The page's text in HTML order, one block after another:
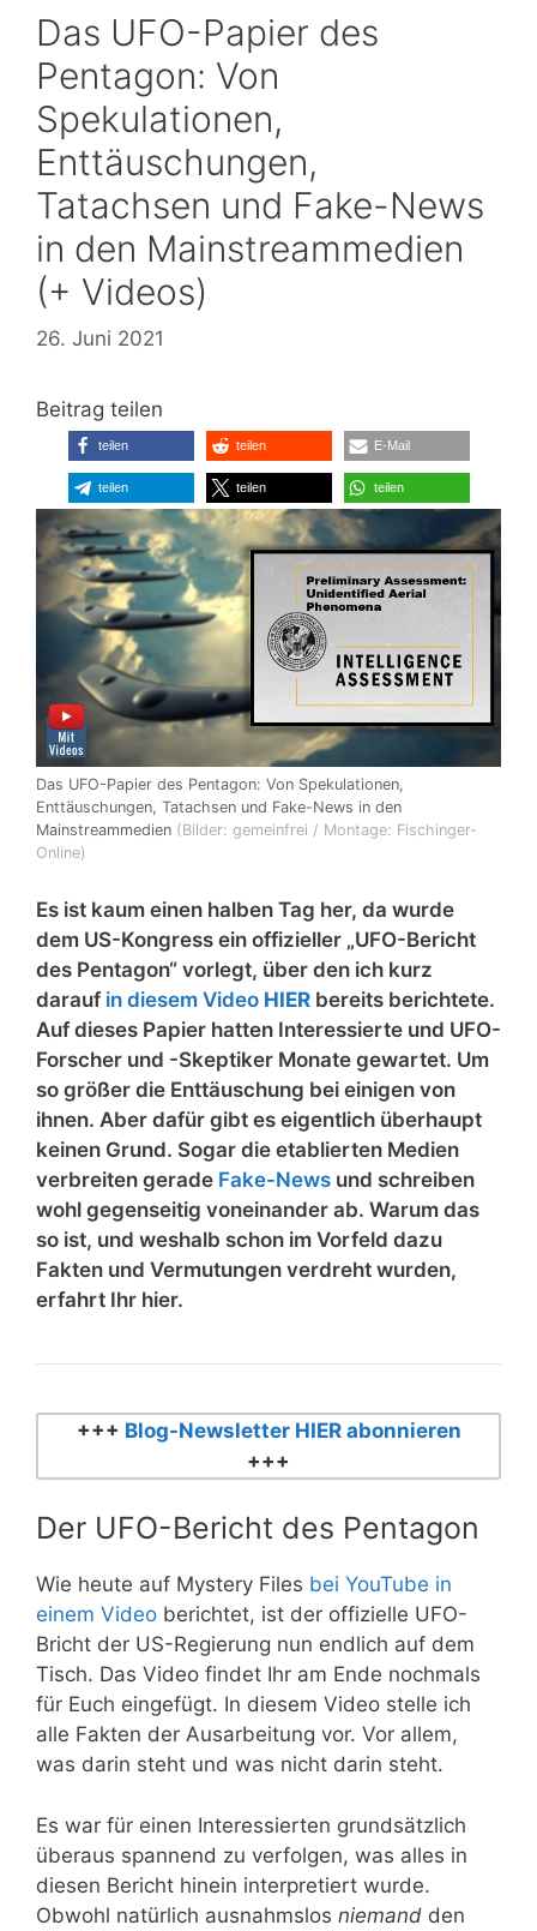
Das UFO-Papier des
Pentagon: Von
Spekulationen,
Enttäuschungen,
Tatachsen und Fake-News
in den Mainstreammedien
(+ Videos)
26. Juni 2021
Beitrag teilen
teilen teilen E-Mail
teilen teilen teilen
Das UFO-Papier des Pentagon: Von Spekulationen,
Enttäuschungen, Tatachsen und Fake-News in den
Mainstreammedien (Bilder: gemeinfrei / Montage: Fischinger-
Online)
Es ist kaum einen halben Tag her, da wurde
dem US-Kongress ein offizieller „UFO-Bericht
des Pentagon“ vorlegt, über den ich kurz
darauf in diesem Video HIER bereits berichtete.
Auf dieses Papier hatten Interessierte und UFO-
Forscher und -Skeptiker Monate gewartet. Um
so größer die Enttäuschung bei einigen von
ihnen. Aber dafür gibt es eigentlich überhaupt
keinen Grund. Sogar die etablierten Medien
verbreiten gerade Fake-News und schreiben
wohl gegenseitig voneinander ab. Warum das
so ist, und weshalb schon im Vorfeld dazu
Fakten und Vermutungen verdreht wurden,
erfahrt Ihr hier.
+++ Blog-Newsletter HIER abonnieren
+++
Der UFO-Bericht des Pentagon
Wie heute auf Mystery Files bei YouTube in
einem Video berichtet, ist der offizielle UFO-
Bricht der US-Regierung nun endlich auf dem
Tisch. Das Video findet Ihr am Ende nochmals
für Euch eingefügt. In diesem Video stelle ich
alle Fakten der Ausarbeitung vor. Vor allem,
was darin steht und was nicht darin steht.
Es war für einen Interessierten grundsätzlich
überaus spannend zu verfolgen, was alles in
diesen Bericht hinein interpretiert wurde.
Obwohl natürlich ausnahmslos niemand den